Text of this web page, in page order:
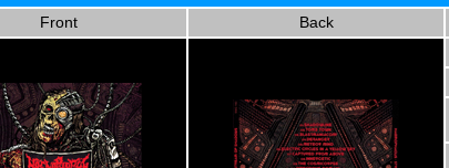
Front Back